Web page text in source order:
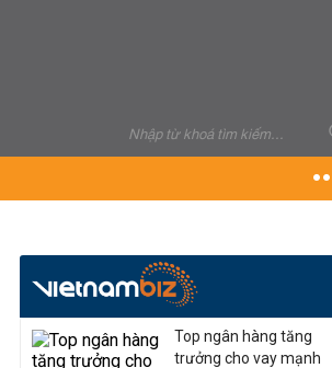
Top ngân hàng tăng
trưởng cho vay mạnh